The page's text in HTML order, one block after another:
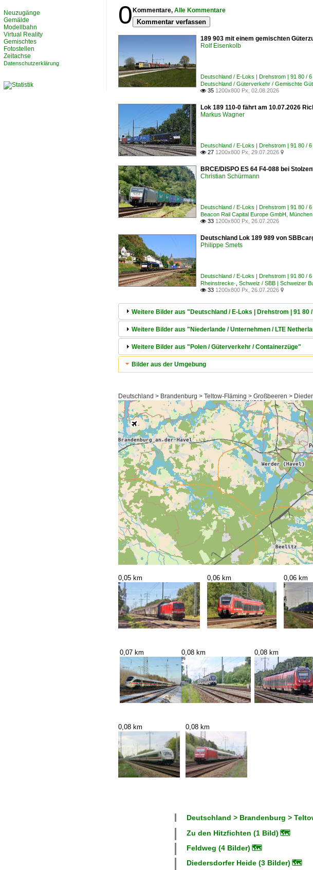
0 Kommentare, Alle Kommentare
Kommentar verfassen
189 903 mit einem gemischten
Rolf Eisenkolb
Deutschland / E-Loks | Drehstrom | 91 80
Deutschland / Güterverkehr / Gemischte
 35 1200x800 Px, 02.08.2026
Lok 189 110-0 fährt am 10.07.2026
Markus Wagner
Deutschland / E-Loks | Drehstrom | 91 80
 27 1200x800 Px, 29.07.2026 
BRCE/DISPO ES 64 F4-088 bei
Christian Schürmann
Deutschland / E-Loks | Drehstrom | 91 80
Beacon Rail Capital Europe GmbH,
 33 1200x800 Px, 26.07.2026
Deutschland Lok 189 989 von
Philippe Smets
Deutschland / E-Loks | Drehstrom | 91 80
Rheinstrecke· Schweiz / SBB | Schweizer
 33 1200x800 Px, 26.07.2026 
Weitere Bilder aus "Deutschland / E-Loks | Drehstrom | 91
Weitere Bilder aus "Niederlande / Unternehmen / LTE
Weitere Bilder aus "Polen / Güterverkehr / Containerzüge"
Bilder aus der Umgebung
Deutschland > Brandenburg > Teltow-Fläming > Großbeeren >
0,05 km 0,06 km 0,06 km
0,07 km 0,08 km 0,08 km
0,08 km 0,08 km
Deutschland > Brandenburg >
Zu den Hitzfichten (1 Bild) 🗺
Feldweg (4 Bilder) 🗺
Diedersdorfer Heide (3 Bilder) 🗺
Neuzugänge
Gemälde
Modellbahn
Virtual Reality
Gemischtes
Fotostellen
Zeitachse
Datenschutzerklärung